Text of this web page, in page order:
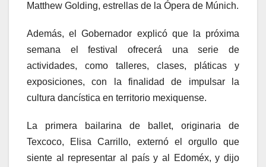
Matthew Golding, estrellas de la Ópera de Múnich.
Además, el Gobernador explicó que la próxima
semana el festival ofrecerá una serie de
actividades, como talleres, clases, pláticas y
exposiciones, con la finalidad de impulsar la
cultura dancística en territorio mexiquense.
La primera bailarina de ballet, originaria de
Texcoco, Elisa Carrillo, externó el orgullo que
siente al representar al país y al Edoméx, y dijo